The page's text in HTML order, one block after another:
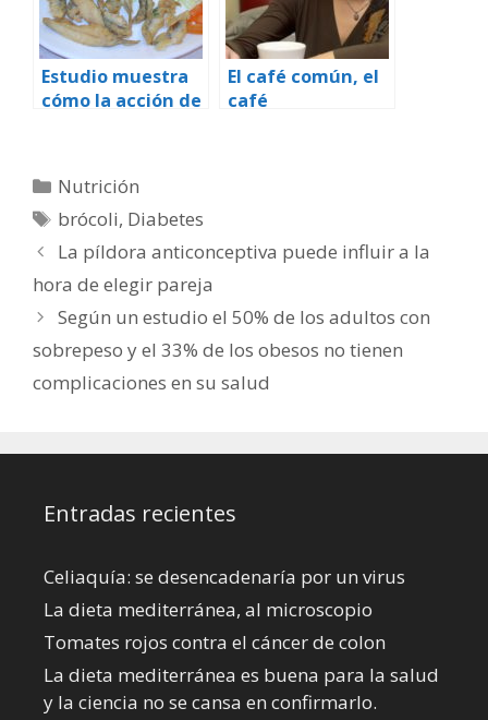
estudio
grasas
Estudio muestra
cómo la acción de
de la diabetes
El café común, el
café
Categorías
Nutrición
Etiquetas
brócoli, Diabetes
La píldora anticonceptiva puede influir a la
hora de elegir pareja
Según un estudio el 50% de los adultos con
sobrepeso y el 33% de los obesos no tienen
complicaciones en su salud
Entradas recientes
Celiaquía: se desencadenaría por un virus
La dieta mediterránea, al microscopio
Tomates rojos contra el cáncer de colon
La dieta mediterránea es buena para la salud
y la ciencia no se cansa en confirmarlo.